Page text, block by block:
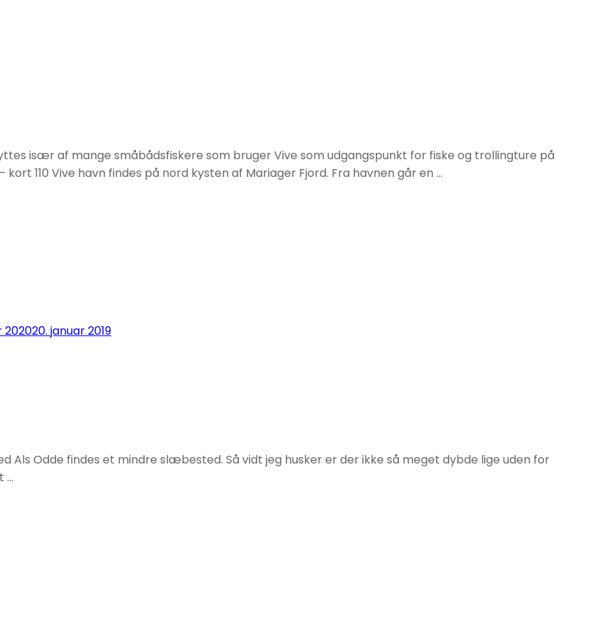
især af mange småbådsfiskere som bruger Vive som udgangspunkt for fiske og trollingture på
kort 110 Vive havn findes på nord kysten af Mariager Fjord. Fra havnen går en …
202020. januar 2019
Als Odde findes et mindre slæbested. Så vidt jeg husker er der ikke så meget dybde lige uden for
…